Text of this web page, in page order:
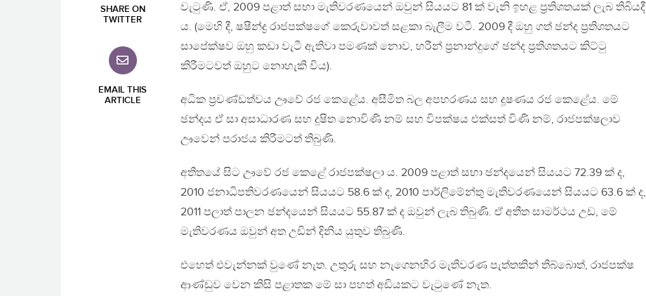
SHARE ON
TWITTER
EMAIL THIS
ARTICLE
වැටුණි. ඒ, 2009 පළාත් සභා මැතිවරණයෙන් ඔවුන් සියයට 81 ක් වැනි ඉහළ ප‍්‍රතිශතයක් ලැබ තිබියදී
ය. (මෙහි දී, ෂෂීන්ද්‍ර රාජපක්ෂගේ කෙරුවාවත් සළකා බැලීම වටී. 2009 දී ඔහු ගත් ඡන්ද ප‍්‍රතිශතයට
සාපේක්ෂව ඔහු කඩා වැටී ඇතිවා පමණක් නොව, හරීන් ප‍්‍රනාන්දුගේ ඡන්ද ප‍්‍රතිශතයට කිට්ටු
කිරීමටවත් ඔහුට නොහැකි විය).
අධික ප‍්‍රචණ්ඩත්වය ඌවේ රජ කෙළේය. අසීමිත බල අපහරණය සහ දූෂණය රජ කෙළේය. මේ
ඡන්දය ඒ සා අසාධාරණ සහ දූෂිත නොවිණි නම් සහ විපක්ෂය එක්සත් විණි නම්, රාජපක්ෂලාව
ඌවෙන් පරාජය කිරීමටත් තිබුණි.
අතීතයේ සිට ඌවේ රජ කෙළේ රාජපක්ෂලා ය. 2009 පළාත් සභා ඡන්දයෙන් සියයට 72.39 ක් ද,
2010 ජනාධිපතිවරණයෙන් සියයට 58.6 ක් ද, 2010 පාර්ලිමේන්තු මැතිවරණයෙන් සියයට 63.6 ක් ද,
2011 පලාත් පාලන ඡන්දයෙන් සියයට 55.87 ක් ද ඔවුන් ලැබ තිබුණි. ඒ අතීත සාමර්ථය උඩ, මේ
මැතිවරණය ඔවුන් අත උඩින් දිනිය යුතුව තිබුණි.
එහෙත් එවැන්නක් වුණේ නැත. උතුරු සහ නැගෙනහිර මැතිවරණ පැත්තකින් තිබ්බොත්, රාජපක්ෂ
ආණ්ඩුව වෙන කිසි පළාතක මේ සා පහත් අඩියකට වැටුණේ නැත.